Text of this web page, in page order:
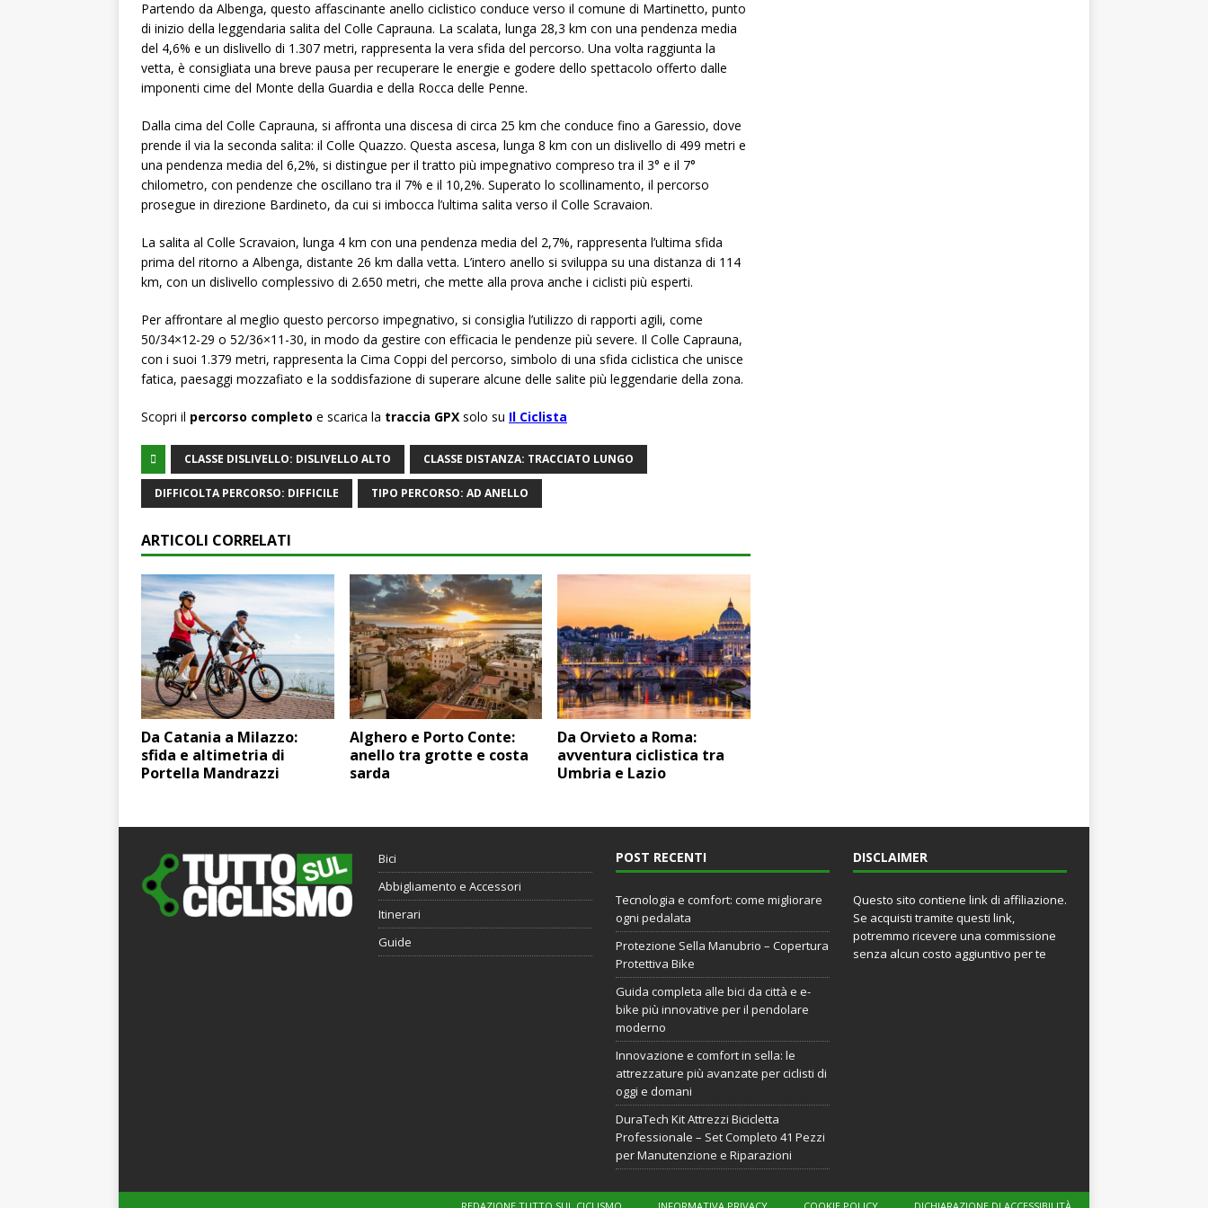
Partendo da Albenga, questo affascinante anello ciclistico conduce verso il comune di Martinetto, punto
di inizio della leggendaria salita del Colle Caprauna. La scalata, lunga 28,3 km con una pendenza media
del 4,6% e un dislivello di 1.307 metri, rappresenta la vera sfida del percorso. Una volta raggiunta la
vetta, è consigliata una breve pausa per recuperare le energie e godere dello spettacolo offerto dalle
imponenti cime del Monte della Guardia e della Rocca delle Penne.
Dalla cima del Colle Caprauna, si affronta una discesa di circa 25 km che conduce fino a Garessio, dove
prende il via la seconda salita: il Colle Quazzo. Questa ascesa, lunga 8 km con un dislivello di 499 metri e
una pendenza media del 6,2%, si distingue per il tratto più impegnativo compreso tra il 3° e il 7°
chilometro, con pendenze che oscillano tra il 7% e il 10,2%. Superato lo scollinamento, il percorso
prosegue in direzione Bardineto, da cui si imbocca l’ultima salita verso il Colle Scravaion.
La salita al Colle Scravaion, lunga 4 km con una pendenza media del 2,7%, rappresenta l’ultima sfida
prima del ritorno a Albenga, distante 26 km dalla vetta. L’intero anello si sviluppa su una distanza di 114
km, con un dislivello complessivo di 2.650 metri, che mette alla prova anche i ciclisti più esperti.
Per affrontare al meglio questo percorso impegnativo, si consiglia l’utilizzo di rapporti agili, come
50/34×12-29 o 52/36×11-30, in modo da gestire con efficacia le pendenze più severe. Il Colle Caprauna,
con i suoi 1.379 metri, rappresenta la Cima Coppi del percorso, simbolo di una sfida ciclistica che unisce
fatica, paesaggi mozzafiato e la soddisfazione di superare alcune delle salite più leggendarie della zona.
Scopri il percorso completo e scarica la traccia GPX solo su Il Ciclista
CLASSE DISLIVELLO: DISLIVELLO ALTO CLASSE DISTANZA: TRACCIATO LUNGO
DIFFICOLTA PERCORSO: DIFFICILE TIPO PERCORSO: AD ANELLO
ARTICOLI CORRELATI
Da Catania a Milazzo:
sfida e altimetria di
Portella Mandrazzi
Alghero e Porto Conte:
anello tra grotte e costa
sarda
Da Orvieto a Roma:
avventura ciclistica tra
Umbria e Lazio
Bici
Abbigliamento e Accessori
Itinerari
Guide
POST RECENTI
Tecnologia e comfort: come migliorare
ogni pedalata
Protezione Sella Manubrio – Copertura
Protettiva Bike
Guida completa alle bici da città e e-
bike più innovative per il pendolare
moderno
Innovazione e comfort in sella: le
attrezzature più avanzate per ciclisti di
oggi e domani
DuraTech Kit Attrezzi Bicicletta
Professionale – Set Completo 41 Pezzi
per Manutenzione e Riparazioni
DISCLAIMER
Questo sito contiene link di affiliazione.
Se acquisti tramite questi link,
potremmo ricevere una commissione
senza alcun costo aggiuntivo per te